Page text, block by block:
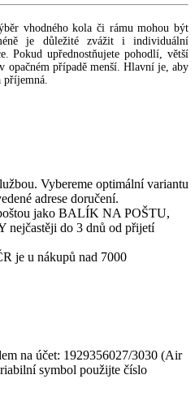
vhodného kola či rámu mohou být
je důležité zvážit i individuální
Pokud upřednostňujete pohodlí, větší
opačném případě menší. Hlavní je, aby
příjemná.
Vybereme optimální variantu
adrese doručení.
jako BALÍK NA POŠTU,
do 3 dnů od přijetí
je u nákupů nad 7000
na účet: 1929356027/3030 (Air
symbol použijte číslo